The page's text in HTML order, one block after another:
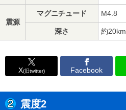
震源
マグニチュード M4.8
深さ 約20km
X(旧twitter) Facebook
震度2